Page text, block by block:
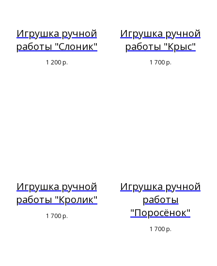
Игрушка ручной
работы "Слоник"
1 200 р.
Игрушка ручной
работы "Крыс"
1 700 р.
Игрушка ручной
работы "Кролик"
1 700 р.
Игрушка ручной
работы
"Поросёнок"
1 700 р.